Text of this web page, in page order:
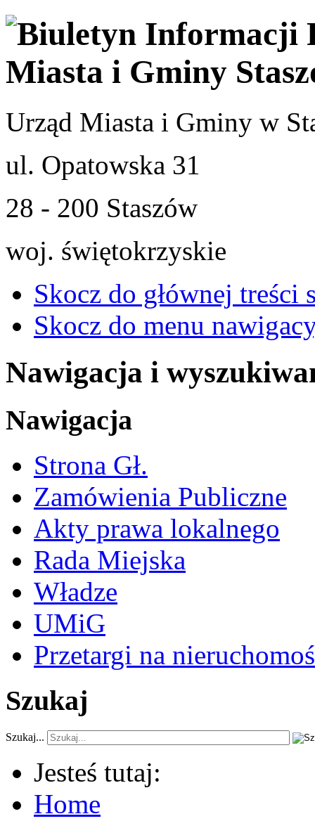
Urząd Miasta i Gminy w
ul. Opatowska 31
28 - 200 Staszów
woj. świętokrzyskie
Skocz do głównej treści
Skocz do menu
Nawigacja i
Nawigacja
Strona Gł.
Zamówienia Publiczne
Akty prawa lokalnego
Rada Miejska
Władze
UMiG
Przetargi na
Szukaj
Szukaj...
Jesteś tutaj:
Home